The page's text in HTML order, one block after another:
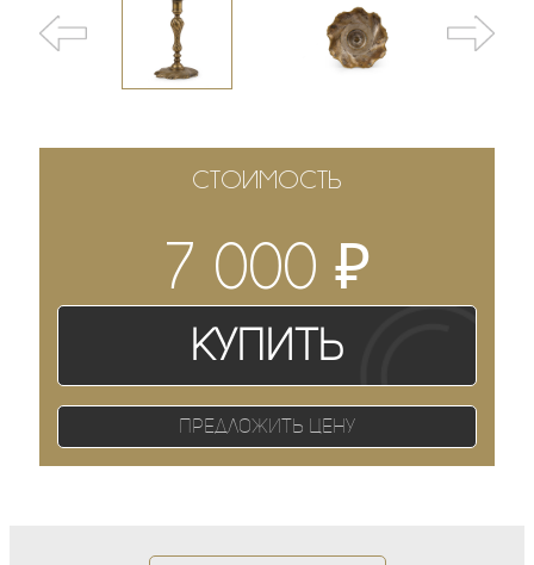
СТОИМОСТЬ
7 000 ₽
Купить
Предложить цену